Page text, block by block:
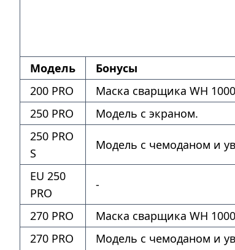
Модель Бонусы
200 PRO
Маска сварщика WH
250 PRO
Модель с экраном.
250 PRO
S
Модель с чемоданом и
EU 250
PRO
-
270 PRO Маска сварщика WH
270 PRO
Модель с чемоданом и